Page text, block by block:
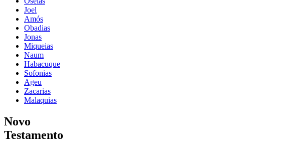
Joel
Amós
Obadias
Jonas
Miqueias
Naum
Habacuque
Sofonias
Ageu
Zacarias
Malaquias
Novo
Testamento